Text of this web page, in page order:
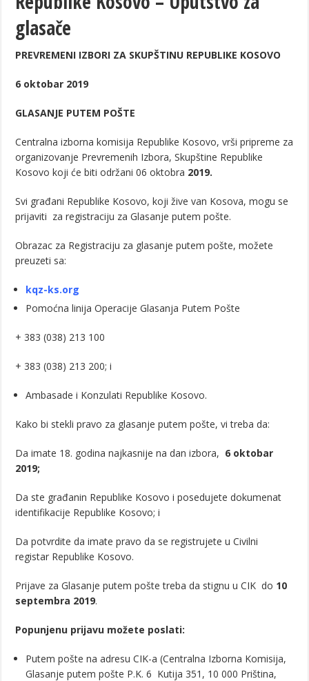
Додела подстицаја за подршку развоју привреде и
Полагањем венаца и свечаном академијом у Сочаници
ОБАВЕШТЕЊЕ – Бесплатан СкиПас 2024
glasače
PREVREMENI IZBORI ZA SKUPŠTINU REPUBLIKE KOSOVO
6 oktobar 2019
GLASANJE PUTEM POŠTE
Centralna izborna komisija Republike Kosovo, vrši pripreme za
organizovanje Prevremenih Izbora, Skupštine Republike
Kosovo koji će biti održani 06 oktobra 2019.
Svi građani Republike Kosovo, koji žive van Kosova, mogu se
prijaviti za registraciju za Glasanje putem pošte.
Obrazac za Registraciju za glasanje putem pošte, možete
preuzeti sa:
kqz-ks.org
Pomoćna linija Operacije Glasanja Putem Pošte
+ 383 (038) 213 100
+ 383 (038) 213 200; i
Ambasade i Konzulati Republike Kosovo.
Kako bi stekli pravo za glasanje putem pošte, vi treba da:
Da imate 18. godina najkasnije na dan izbora, 6 oktobar
2019;
Da ste građanin Republike Kosovo i posedujete dokumenat
identifikacije Republike Kosovo; i
Da potvrdite da imate pravo da se registrujete u Civilni
registar Republike Kosovo.
Prijave za Glasanje putem pošte treba da stignu u CIK do 10
septembra 2019.
Popunjenu prijavu možete poslati:
Putem pošte na adresu CIK-a (Centralna Izborna Komisija,
Glasanje putem pošte P.K. 6 Kutija 351, 10 000 Priština,